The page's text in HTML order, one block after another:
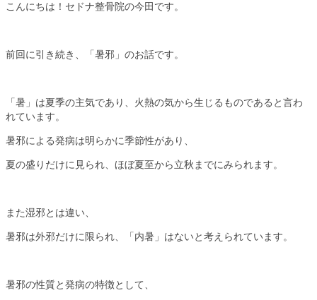
こんにちは！セドナ整骨院の今田です。
前回に引き続き、「暑邪」のお話です。
「暑」は夏季の主気であり、火熱の気から生じるものであると言わ
れています。
暑邪による発病は明らかに季節性があり、
夏の盛りだけに見られ、ほぼ夏至から立秋までにみられます。
また湿邪とは違い、
暑邪は外邪だけに限られ、「内暑」はないと考えられています。
暑邪の性質と発病の特徴として、